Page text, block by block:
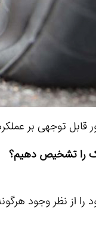
توجهی بر
را تشخیص دهیم؟
از نظر وجود